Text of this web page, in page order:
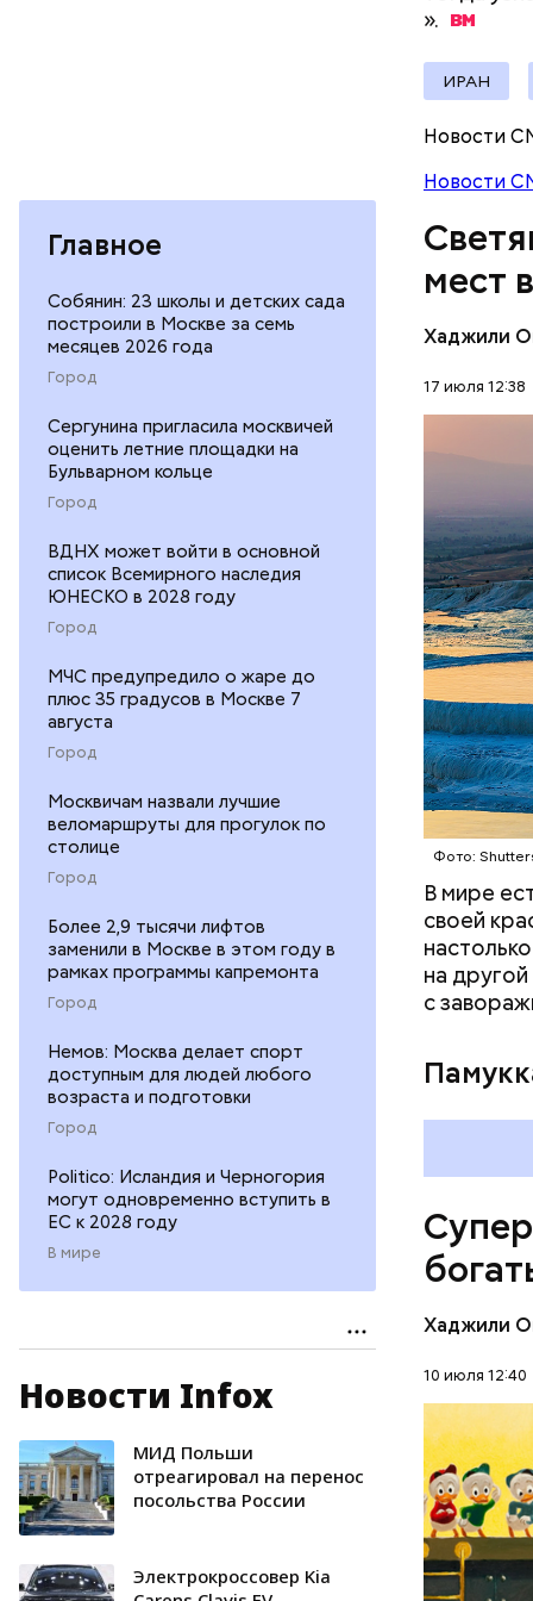
Главное
Собянин: 23 школы и детских сада
построили в Москве за семь
месяцев 2026 года
Город
Сергунина пригласила москвичей
оценить летние площадки на
Бульварном кольце
Город
ВДНХ может войти в основной
список Всемирного наследия
ЮНЕСКО в 2028 году
Город
МЧС предупредило о жаре до
плюс 35 градусов в Москве 7
августа
Город
Москвичам назвали лучшие
веломаршруты для прогулок по
столице
Город
Более 2,9 тысячи лифтов
заменили в Москве в этом году в
рамках программы капремонта
Город
Немов: Москва делает спорт
доступным для людей любого
возраста и подготовки
Город
Politico: Исландия и Черногория
могут одновременно вступить в
ЕС к 2028 году
В мире
Новости Infox
МИД Польши
отреагировал на перенос
посольства России
Электрокроссовер Kia
».
ИРАН
Новости
Новости
мест
Хаджили
17 июля 12:38
Фото:
В мире
своей
на
с
сделаны
Хаджили
10 июля 12:40
Амансио
магазине
делала
Подход
всей
ДЕНЬГИ